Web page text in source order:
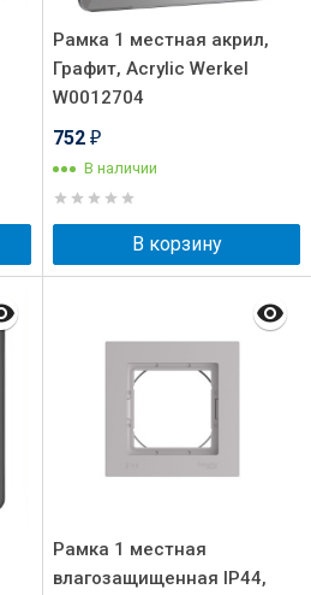
Рамка 1 местная акрил,
Графит, Acrylic Werkel
W0012704
752 ₽
В наличии
В корзину
Рамка 1 местная
влагозащищенная IP44,